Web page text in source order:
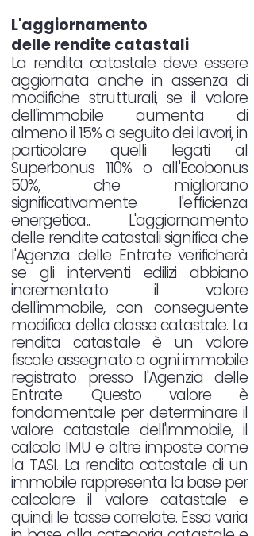
L'aggiornamento
delle rendite catastali
La rendita catastale deve essere
aggiornata anche in assenza di
modifiche strutturali, se il valore
dell'immobile aumenta di
almeno il 15% a seguito dei lavori, in
particolare quelli legati al
Superbonus 110% o all'Ecobonus
50%, che migliorano
significativamente l'efficienza
energetica.. L'aggiornamento
delle rendite catastali significa che
l'Agenzia delle Entrate verificherà
se gli interventi edilizi abbiano
incrementato il valore
dell'immobile, con conseguente
modifica della classe catastale. La
rendita catastale è un valore
fiscale assegnato a ogni immobile
registrato presso l'Agenzia delle
Entrate. Questo valore è
fondamentale per determinare il
valore catastale dell'immobile, il
calcolo IMU e altre imposte come
la TASI. La rendita catastale di un
immobile rappresenta la base per
calcolare il valore catastale e
quindi le tasse correlate. Essa varia